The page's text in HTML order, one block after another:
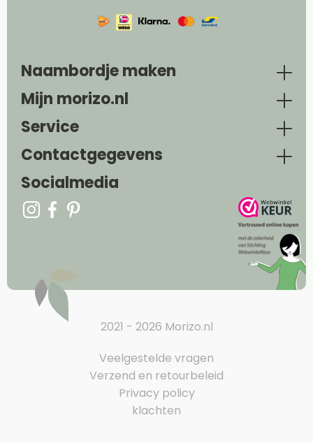
Naambordje maken
Mijn morizo.nl
Service
Contactgegevens
Socialmedia
2021 - 2026 Morizo.nl
Veelgestelde vragen
Verzend en retourbeleid
Privacy policy
klachten